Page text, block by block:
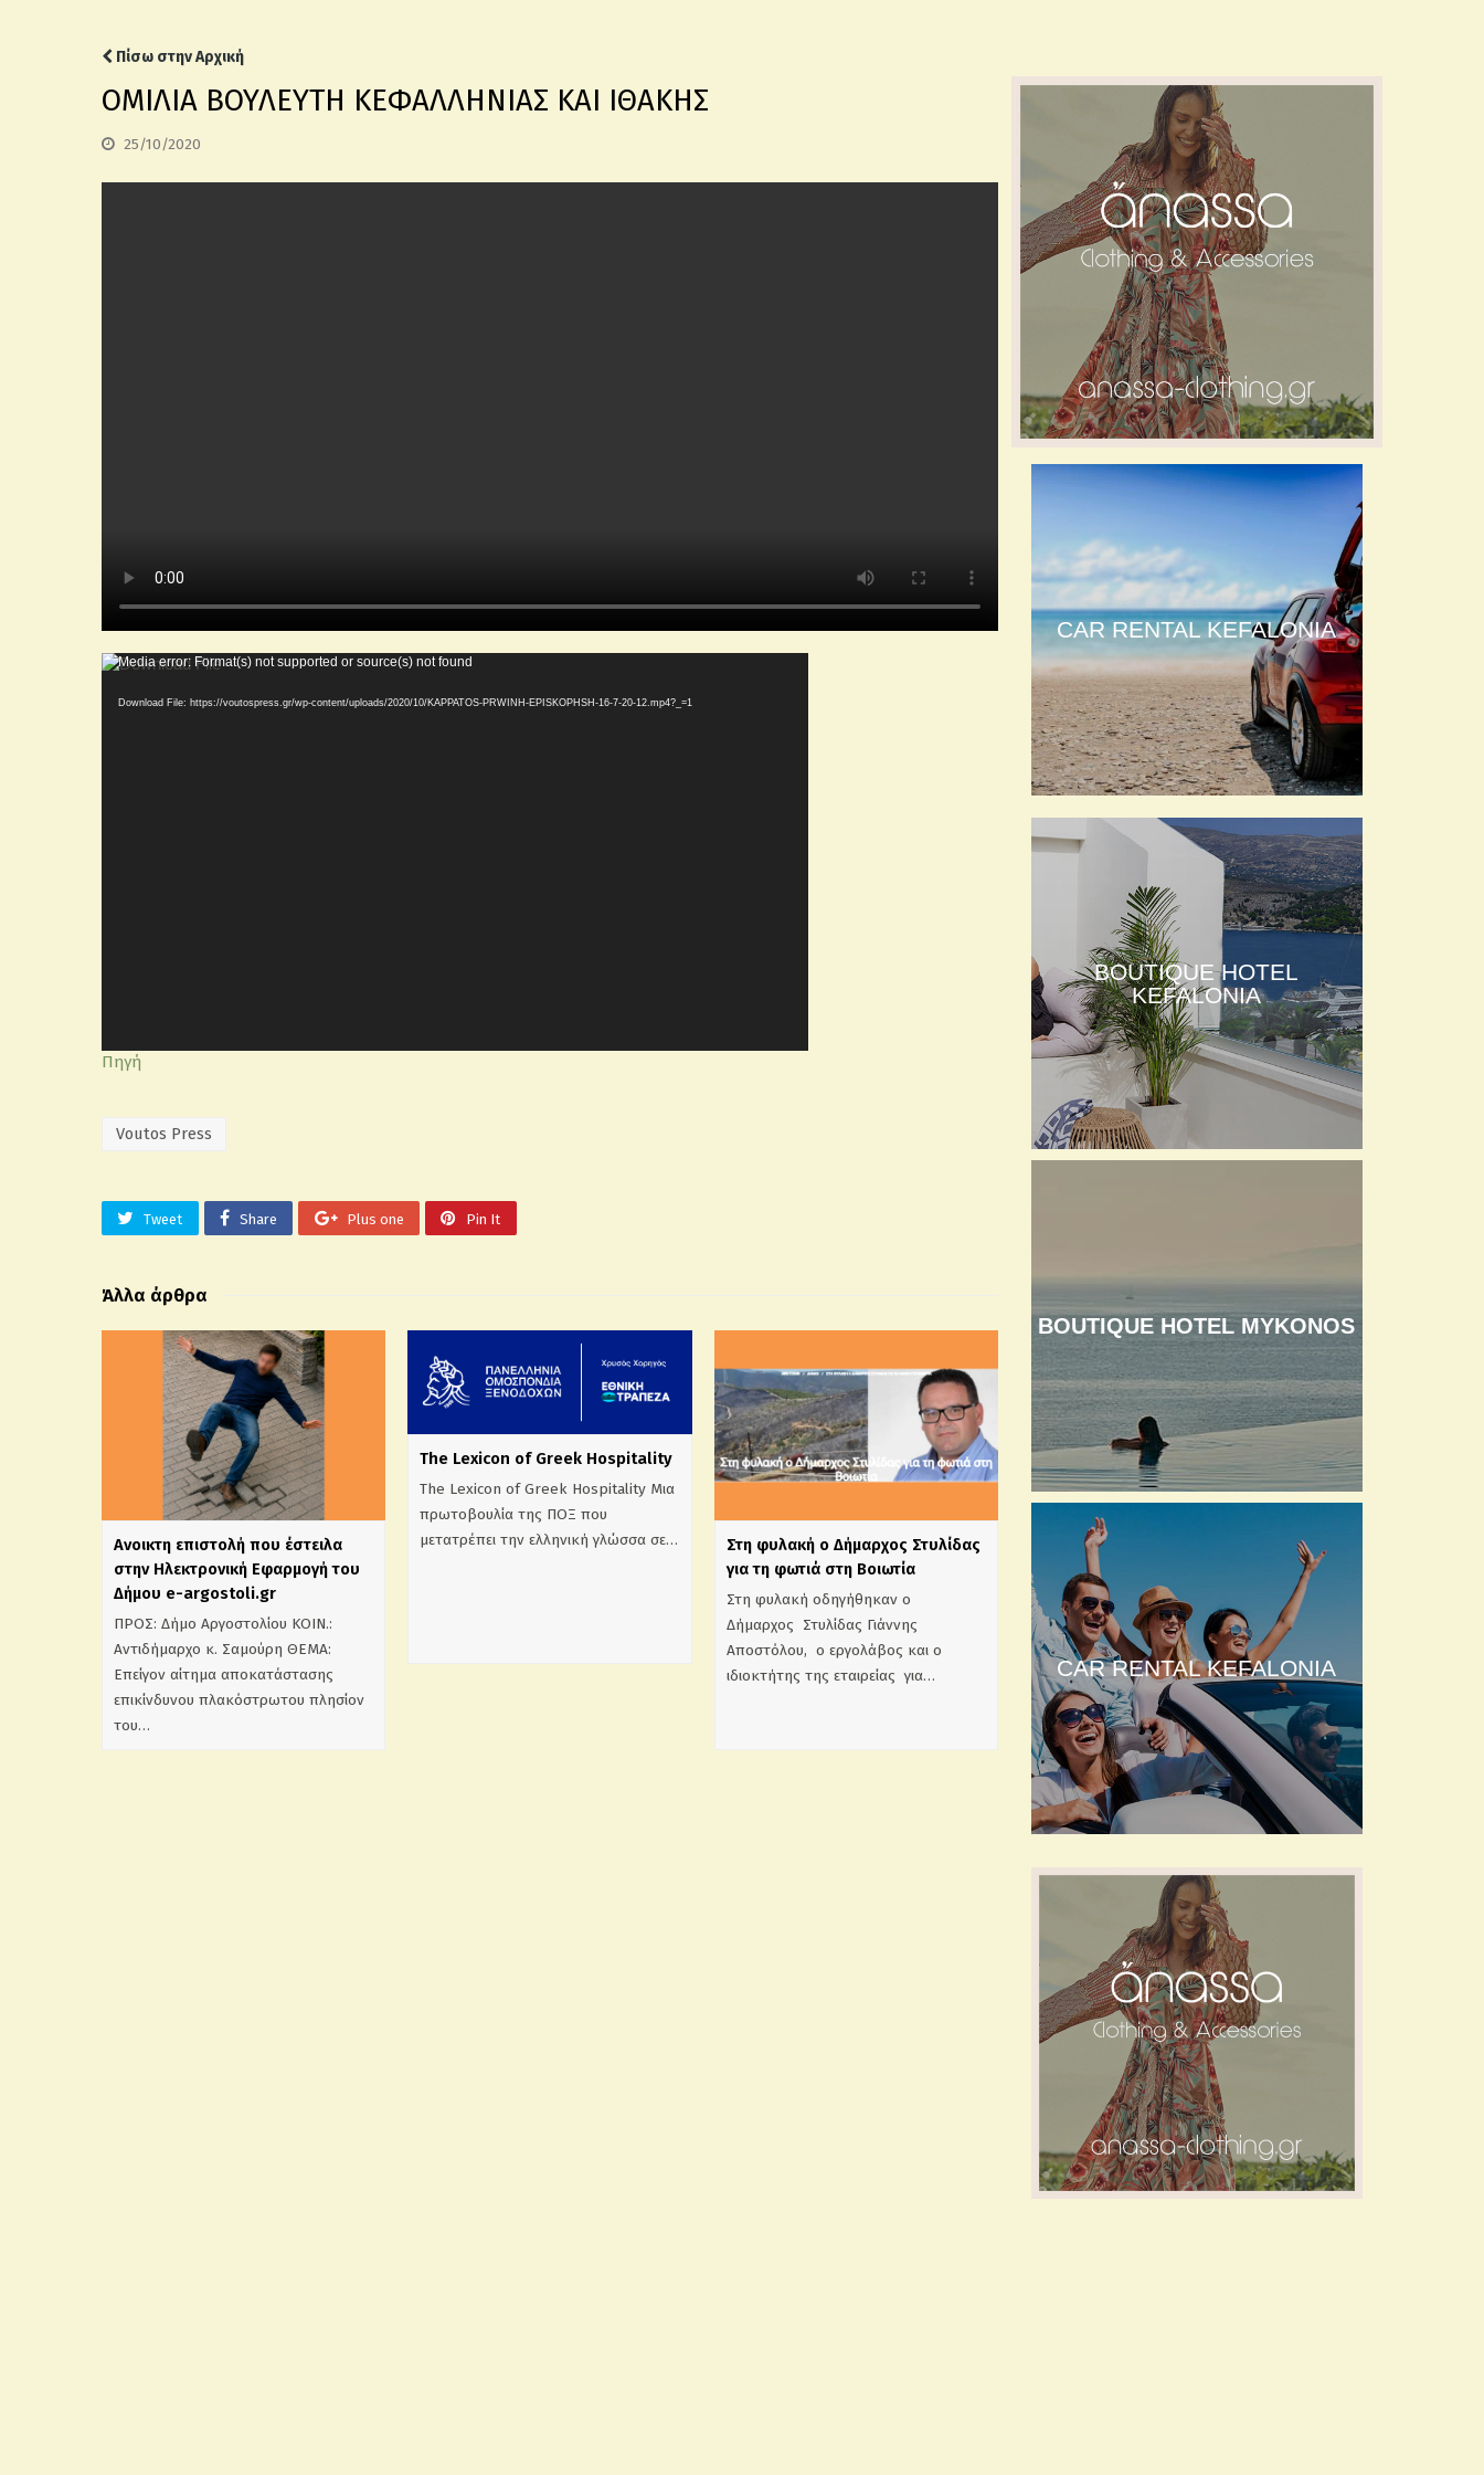
Πίσω στην Αρχική
ΟΜΙΛΙΑ ΒΟΥΛΕΥΤΗ ΚΕΦΑΛΛΗΝΙΑΣ ΚΑΙ ΙΘΑΚΗΣ
25/10/2020
Video
Media error: Format(s) not supported or source(s) not found
Download File: https://voutospress.gr/wp-content/uploads/2020/10/KAPPATOS-PRWINH-EPISKOPHSH-16-7-20-12.mp4?_=1
Πηγή
Voutos Press
Tweet Share Plus one Pin It
Άλλα άρθρα
Aνοικτη επιστολή που έστειλα
στην Ηλεκτρονική Εφαρμογή του
Δήμου e-argostoli.gr
ΠΡΟΣ: Δήμο Αργοστολίου ΚΟΙΝ.:
Αντιδήμαρχο κ. Σαμούρη ΘΕΜΑ:
Επείγον αίτημα αποκατάστασης
επικίνδυνου πλακόστρωτου πλησίον
του…
The Lexicon of Greek Hospitality
The Lexicon of Greek Hospitality Μια
πρωτοβουλία της ΠΟΞ που
μετατρέπει την ελληνική γλώσσα σε…
Στη φυλακή ο Δήμαρχος Στυλίδας
για τη φωτιά στη Βοιωτία
Στη φυλακή οδηγήθηκαν ο
Δήμαρχος Στυλίδας Γιάννης
Αποστόλου, ο εργολάβος και ο
ιδιοκτήτης της εταιρείας για…
CAR RENTAL KEFALONIA
BOUTIQUE HOTEL
KEFALONIA
BOUTIQUE HOTEL MYKONOS
CAR RENTAL KEFALONIA